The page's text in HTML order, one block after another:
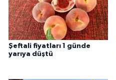
Şeftali fiyatları 1 günde
yarıya düştü